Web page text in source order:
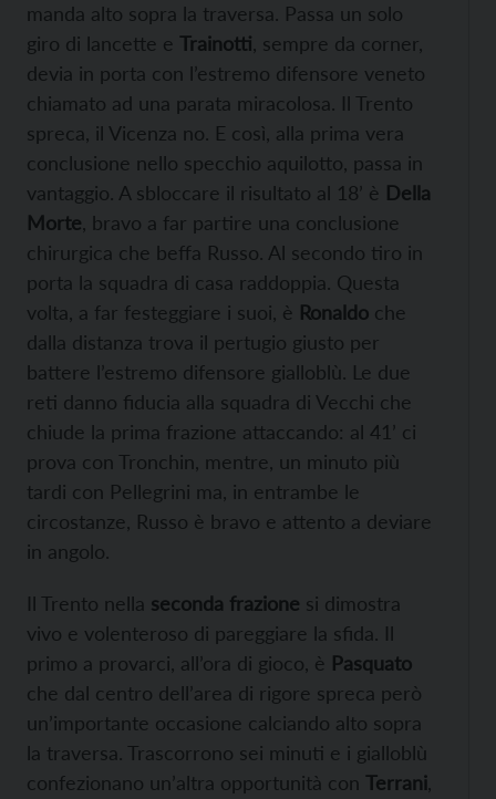
manda alto sopra la traversa. Passa un solo
giro di lancette e Trainotti , sempre da corner,
devia in porta con l’estremo difensore veneto
chiamato ad una parata miracolosa. Il Trento
spreca, il Vicenza no. E così, alla prima vera
conclusione nello specchio aquilotto, passa in
vantaggio. A sbloccare il risultato al 18’ è Della
Morte , bravo a far partire una conclusione
chirurgica che beffa Russo. Al secondo tiro in
porta la squadra di casa raddoppia. Questa
volta, a far festeggiare i suoi, è Ronaldo che
dalla distanza trova il pertugio giusto per
battere l’estremo difensore gialloblù. Le due
reti danno fiducia alla squadra di Vecchi che
chiude la prima frazione attaccando: al 41’ ci
prova con Tronchin, mentre, un minuto più
tardi con Pellegrini ma, in entrambe le
circostanze, Russo è bravo e attento a deviare
in angolo.
Il Trento nella seconda frazione si dimostra
vivo e volenteroso di pareggiare la sfida. Il
primo a provarci, all’ora di gioco, è Pasquato
che dal centro dell’area di rigore spreca però
un’importante occasione calciando alto sopra
la traversa. Trascorrono sei minuti e i gialloblù
confezionano un’altra opportunità con Terrani